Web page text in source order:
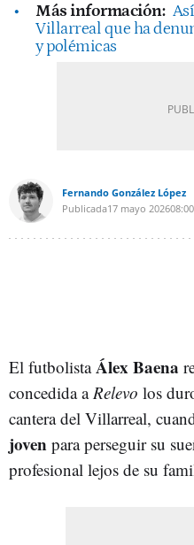
Más información:
Villarreal que ha
y polémicas
Fernando González López
Publicada17 mayo 2026
El futbolistaÁlex Baena
concedida a Relevo los
cantera del Villarreal,
joven para perseguir su
profesional lejos de su